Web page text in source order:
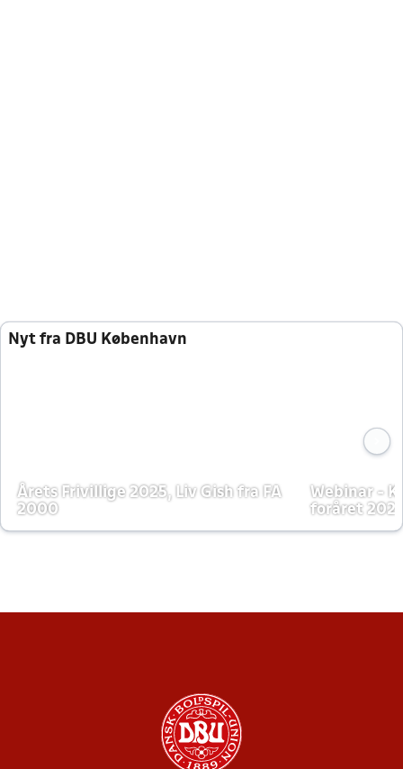
Nyt fra DBU København
Årets Frivillige 2025, Liv Gish fra FA
2000
Webinar -
foråret